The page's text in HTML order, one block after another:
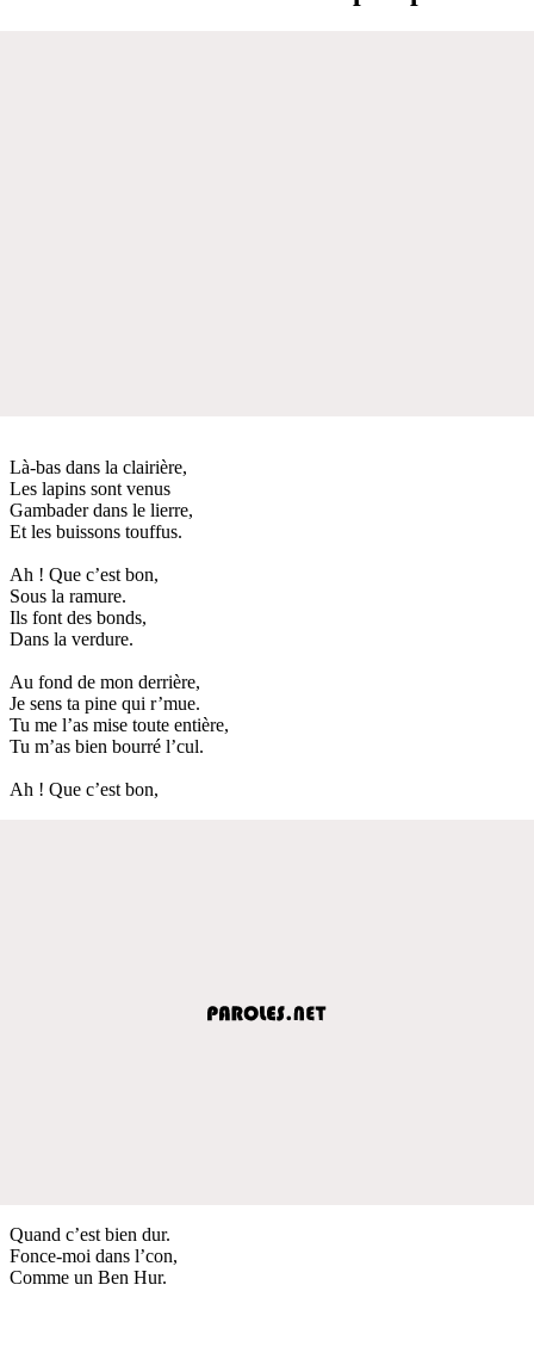
Là-bas dans la clairière,
Les lapins sont venus
Gambader dans le lierre,
Et les buissons touffus.
Ah ! Que c’est bon,
Sous la ramure.
Ils font des bonds,
Dans la verdure.
Au fond de mon derrière,
Je sens ta pine qui r’mue.
Tu me l’as mise toute entière,
Tu m’as bien bourré l’cul.
Ah ! Que c’est bon,
Quand c’est bien dur.
Fonce-moi dans l’con,
Comme un Ben Hur.